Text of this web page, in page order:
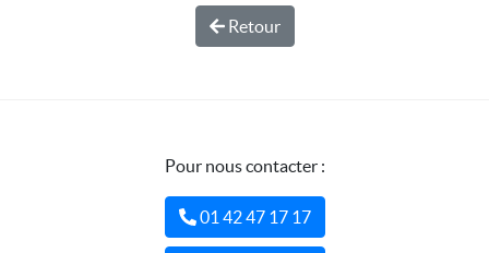
Retour
Pour nous contacter :
01 42 47 17 17